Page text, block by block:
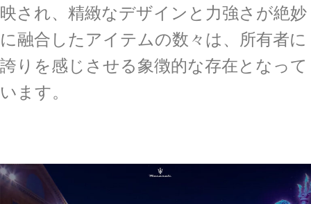
映され、精緻なデザインと力強さが絶妙
に融合したアイテムの数々は、所有者に
誇りを感じさせる象徴的な存在となって
います。